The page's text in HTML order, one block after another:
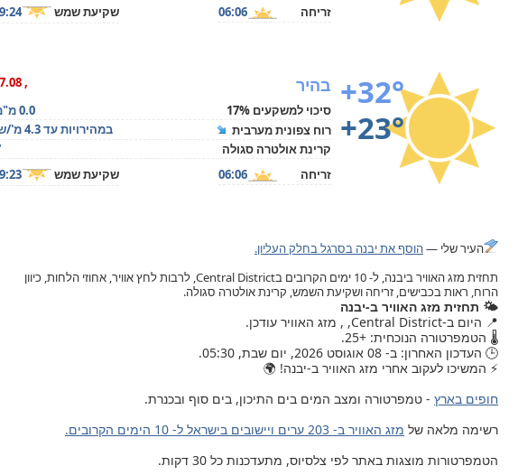
זריחה
06:06 שקיעת שמש
+32°
+23°
, 17.08 בהיר
סיכוי למשקעים 17%
0.0 מ"מ
רוח צפונית מערבית
במהירויות עד 4.3 מ'/ש'
קרינת אולטרה סגולה
זריחה
06:06 שקיעת שמש
העיר שלי —הוסף את יבנה בסרגל בחלק העליון.
תחזית מזג האוויר ביבנה, ל- 10 ימים הקרובים בCentral District, לרבות לחץ אוויר, אחוזי הלחות, כיוון
הרוח, ראות בכבישים, זריחה ושקיעת השמש, קרינת אולטרה סגולה.
🌤️ תחזית מזג האוויר ב-יבנה
📍 היום ב-Central District, , מזג האוויר עודכן.
🌡️ הטמפרטורה הנוכחית: +25.
🕒 העדכון האחרון: ב- 08 אוגוסט 2026, יום שבת, 05:30.
⚡ המשיכו לעקוב אחרי מזג האוויר ב-יבנה! 🌍
חופים בארץ - טמפרטורה ומצב המים בים התיכון, בים סוף ובכנרת.
רשימה מלאה של מזג האוויר ב- 203 ערים ויישובים בישראל ל- 10 הימים הקרובים.
הטמפרטורות מוצגות באתר לפי צלסיוס, מתעדכנות כל 30 דקות.